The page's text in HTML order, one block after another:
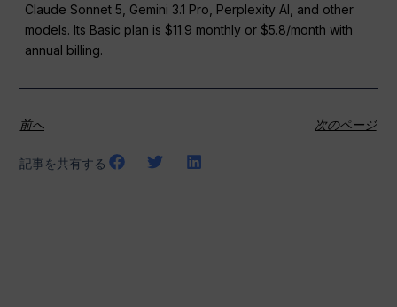
Claude Sonnet 5, Gemini 3.1 Pro, Perplexity AI, and other
models. Its Basic plan is $11.9 monthly or $5.8/month with
annual billing.
前へ 次のページ
記事を共有する